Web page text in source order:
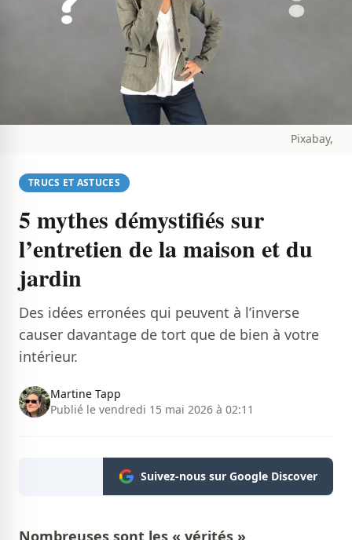
Pixabay,
TRUCS ET ASTUCES
5 mythes démystifiés sur
l’entretien de la maison et du
jardin
Des idées erronées qui peuvent à l’inverse
causer davantage de tort que de bien à votre
intérieur.
Martine Tapp
Publié le vendredi 15 mai 2026 à 02:11
Suivez-nous sur Google Discover
Nombreuses sont les « vérités »